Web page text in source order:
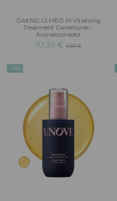
DAENG GI MEO RI Vitalizing
Treatment Conditioner -
Acondicionador
10,35 € 11,50 €
-10%